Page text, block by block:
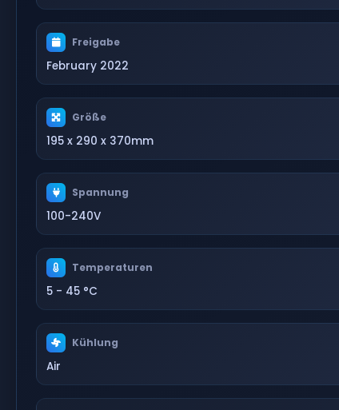
Freigabe
February 2022
Größe
195 x 290 x 370mm
Spannung
100-240V
Temperaturen
5 - 45 °C
Kühlung
Air